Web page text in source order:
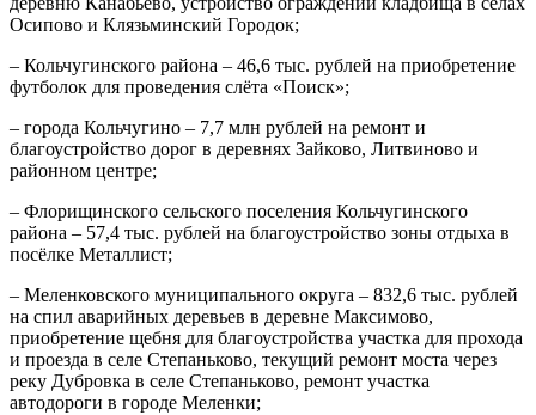
Осипово и Клязьминский Городок;
– Кольчугинского района – 46,6 тыс. рублей на приобретение
футболок для проведения слёта «Поиск»;
– города Кольчугино – 7,7 млн рублей на ремонт и
благоустройство дорог в деревнях Зайково, Литвиново и
районном центре;
– Флорищинского сельского поселения Кольчугинского
района – 57,4 тыс. рублей на благоустройство зоны отдыха в
посёлке Металлист;
– Меленковского муниципального округа – 832,6 тыс. рублей
на спил аварийных деревьев в деревне Максимово,
приобретение щебня для благоустройства участка для прохода
и проезда в селе Степаньково, текущий ремонт моста через
реку Дубровка в селе Степаньково, ремонт участка
автодороги в городе Меленки;